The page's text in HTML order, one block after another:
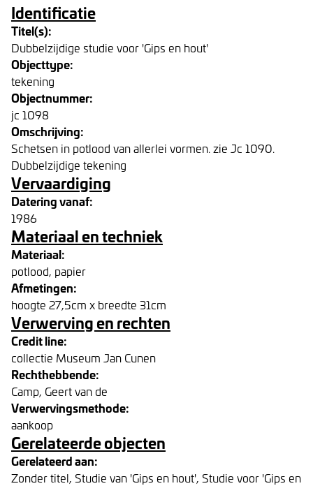
Identificatie
Titel(s):
Dubbelzijdige studie voor 'Gips en hout'
Objecttype:
tekening
Objectnummer:
jc 1098
Omschrijving:
Schetsen in potlood van allerlei vormen. zie Jc 1090.
Dubbelzijdige tekening
Vervaardiging
Datering vanaf:
1986
Materiaal en techniek
Materiaal:
potlood, papier
Afmetingen:
hoogte 27,5cm x breedte 31cm
Verwerving en rechten
Credit line:
collectie Museum Jan Cunen
Rechthebbende:
Camp, Geert van de
Verwervingsmethode:
aankoop
Gerelateerde objecten
Gerelateerd aan:
Zonder titel, Studie van 'Gips en hout', Studie voor 'Gips en